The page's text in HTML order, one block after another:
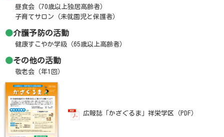
昼食会（70歳以上独居高齢者）
子育てサロン（未就園児と保護者）
介護予防の活動
健康すこやか学級（65歳以上高齢者）
その他の活動
敬老会（年1回）
広報誌「かざぐるま」祥栄学区（PDF）